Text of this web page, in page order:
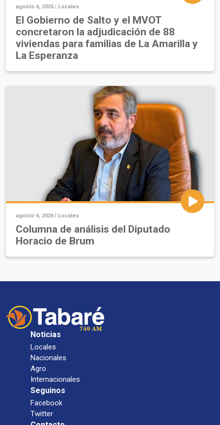
agosto 6, 2026 | Locales
El Gobierno de Salto y el MVOT
concretaron la adjudicación de 88
viviendas para familias de La Amarilla y
La Esperanza
agosto 6, 2026 | Locales
Columna de análisis del Diputado
Horacio de Brum
Noticias
Locales
Nacionales
Agro
Internacionales
Seguinos
Facebook
Twitter